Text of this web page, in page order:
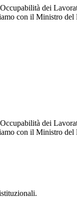
dei
con il Ministro del
dei
con il Ministro del